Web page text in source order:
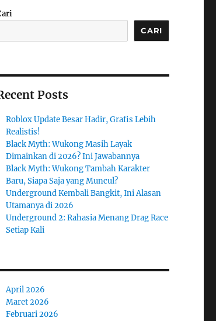
CARI
Posts
Roblox Update Besar Hadir, Grafis Lebih
Realistis!
Black Myth: Wukong Masih Layak
Dimainkan di 2026? Ini Jawabannya
Black Myth: Wukong Tambah Karakter
Baru, Siapa Saja yang Muncul?
Underground Kembali Bangkit, Ini Alasan
Utamanya di 2026
Underground 2: Rahasia Menang Drag Race
Setiap Kali
April 2026
Maret 2026
Februari 2026